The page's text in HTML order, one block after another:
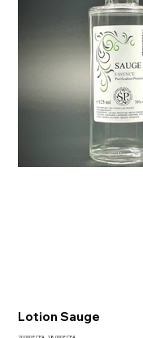
Lotion Sauge
20 000 F CFA 18 000 F CFA